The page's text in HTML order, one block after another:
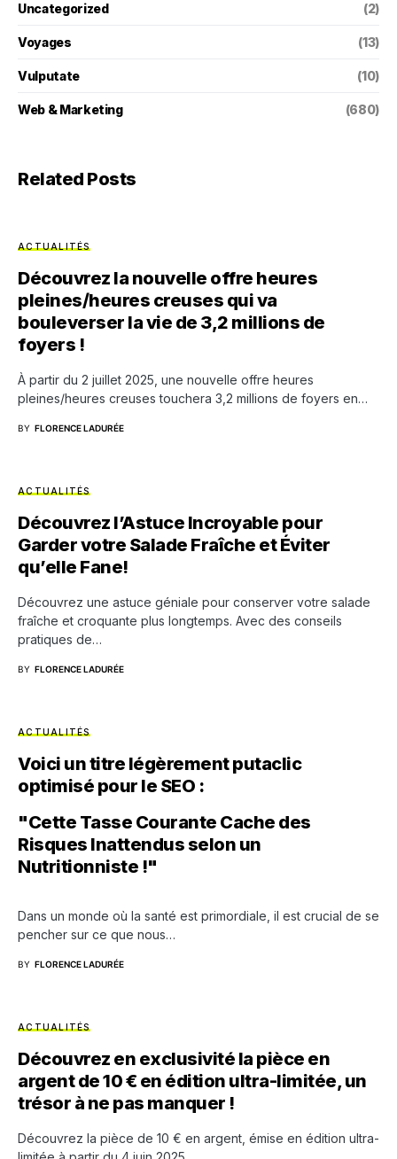
Uncategorized (2)
Voyages (13)
Vulputate (10)
Web & Marketing (680)
Related Posts
ACTUALITÉS
Découvrez la nouvelle offre heures
pleines/heures creuses qui va
bouleverser la vie de 3,2 millions de
foyers !
À partir du 2 juillet 2025, une nouvelle offre heures
pleines/heures creuses touchera 3,2 millions de foyers en…
BY FLORENCE LADURÉE
ACTUALITÉS
Découvrez l’Astuce Incroyable pour
Garder votre Salade Fraîche et Éviter
qu’elle Fane!
Découvrez une astuce géniale pour conserver votre salade
fraîche et croquante plus longtemps. Avec des conseils
pratiques de…
BY FLORENCE LADURÉE
ACTUALITÉS
Voici un titre légèrement putaclic
optimisé pour le SEO :
"Cette Tasse Courante Cache des
Risques Inattendus selon un
Nutritionniste !"
Dans un monde où la santé est primordiale, il est crucial de se
pencher sur ce que nous…
BY FLORENCE LADURÉE
ACTUALITÉS
Découvrez en exclusivité la pièce en
argent de 10 € en édition ultra-limitée, un
trésor à ne pas manquer !
Découvrez la pièce de 10 € en argent, émise en édition ultra-